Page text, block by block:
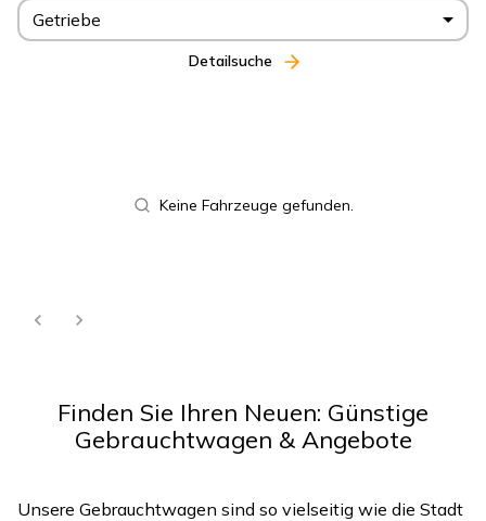
Getriebe
Detailsuche
Keine Fahrzeuge gefunden.
Finden Sie Ihren Neuen: Günstige
Gebrauchtwagen & Angebote
Unsere Gebrauchtwagen sind so vielseitig wie die Stadt